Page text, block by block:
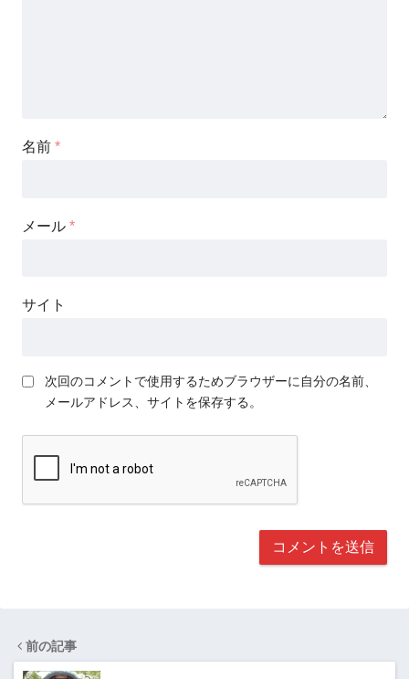
名前 *
メール *
サイト
次回のコメントで使用するためブラウザーに自分の名前、
メールアドレス、サイトを保存する。
前の記事